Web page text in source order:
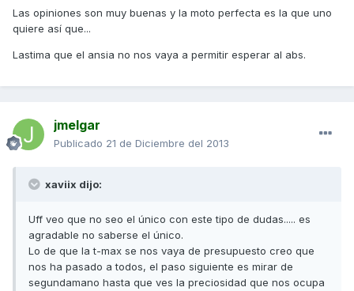
Las opiniones son muy buenas y la moto perfecta es la que uno
quiere así que...
Lastima que el ansia no nos vaya a permitir esperar al abs.
jmelgar
Publicado 21 de Diciembre del 2013
xaviix dijo:
Uff veo que no seo el único con este tipo de dudas..... es
agradable no saberse el único.
Lo de que la t-max se nos vaya de presupuesto creo que
nos ha pasado a todos, el paso siguiente es mirar de
segundamano hasta que ves la preciosidad que nos ocupa